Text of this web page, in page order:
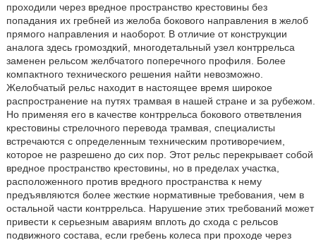
проходили через вредное пространство крестовины без
попадания их гребней из желоба бокового направления в желоб
прямого направления и наоборот. В отличие от конструкции
аналога здесь громоздкий, многодетальный узел контррельса
заменен рельсом желбчатого поперечного профиля. Более
компактного технического решения найти невозможно.
Желобчатый рельс находит в настоящее время широкое
распространение на путях трамвая в нашей стране и за рубежом.
Но применяя его в качестве контррельса бокового ответвления
крестовины стрелочного перевода трамвая, специалисты
встречаются с определенным техническим противоречием,
которое не разрешено до сих пор. Этот рельс перекрывает собой
вредное пространство крестовины, но в пределах участка,
расположенного против вредного пространства к нему
предъявляются более жесткие нормативные требования, чем в
остальной части контррельса. Нарушение этих требований может
привести к серьезным авариям вплоть до схода с рельсов
подвижного состава, если гребень колеса при проходе через